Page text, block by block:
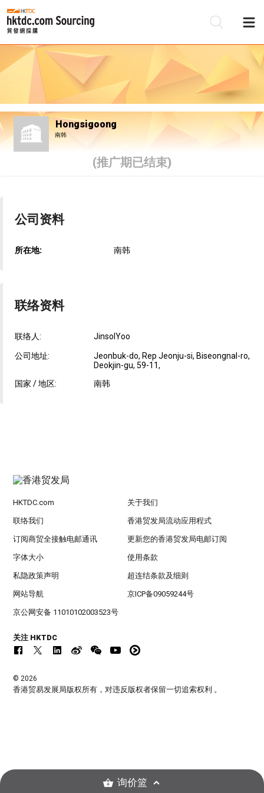
Hongsigoong
南韩
(推广期已结束)
公司资料
所在地: 南韩
联络资料
联络人: JinsolYoo
公司地址:
Jeonbuk-do, Rep Jeonju-si, Biseongnal-ro,
Deokjin-gu, 59-11,
国家 / 地区:
南韩
HKTDC.com 关于我们
联络我们 香港贸发局流动应用程式
订阅商贸全接触电邮通讯 更新您的香港贸发局电邮订阅
字体大小 使用条款
私隐政策声明 超连结条款及细则
网站导航 京ICP备09059244号
京公网安备 11010102003523号
关注 HKTDC
© 2026
香港贸易发展局版权所有，对违反版权者保留一切追索权利 。
询价篮